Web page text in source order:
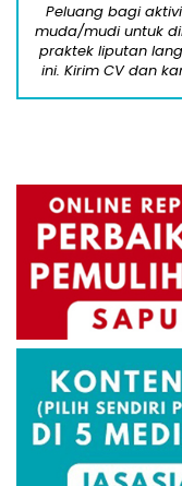
Peluang bagi
muda/mudi untuk
praktek liputan
ini. Kirim CV dan